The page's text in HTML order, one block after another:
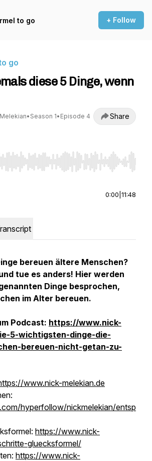
to go + Follow
go
diese 5 Dinge, wenn
• Season 1• Episode 4 Share
Right to seek, Home/End to jump to
0:00 11:48
bereuen ältere Menschen?
tue es anders! Hier werden
Dinge besprochen,
im Alter bereuen.
Podcast: https://www.nick-
5-wichtigsten-dinge-die-
bereuen-nicht-getan-zu-
www.nick-melekian.de
hyperfollow/nickmelekian/entsp
https://www.nick-
gluecksformel/
https://www.nick-